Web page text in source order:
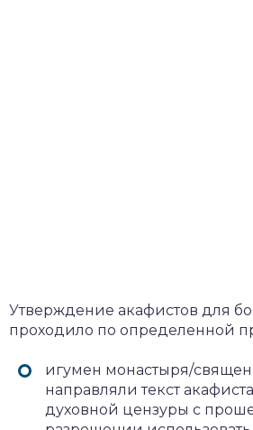
Утверждение акафистов для
проходило по определенной
игумен монастыря/
направляли текст
духовной цензуры с